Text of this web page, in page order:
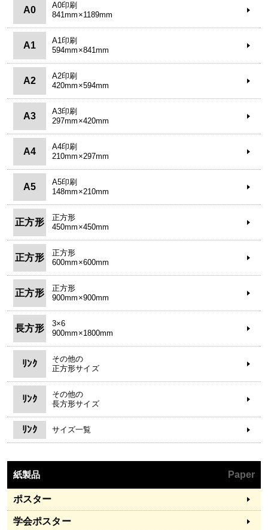
A0
A0印刷
841mm×1189mm
A1
A1印刷
594mm×841mm
A2
A2印刷
420mm×594mm
A3
A3印刷
297mm×420mm
A4
A4印刷
210mm×297mm
A5
A5印刷
148mm×210mm
正方形
正方形
450mm×450mm
正方形
正方形
600mm×600mm
正方形
正方形
900mm×900mm
長方形
3×6
900mm×1800mm
ﾘﾝｸ
その他の
正方形サイズ
ﾘﾝｸ
その他の
長方形サイズ
ﾘﾝｸ サイズ一覧
紙製品 Paper
ポスター
学会ポスター